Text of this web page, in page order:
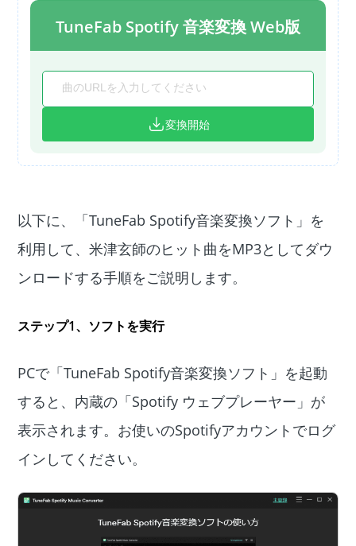
TuneFab Spotify 音楽変換 Web版
変換開始
以下に、「TuneFab Spotify音楽変換ソフト」を
利用して、米津玄師のヒット曲をMP3としてダウ
ンロードする手順をご説明します。
ステップ1、ソフトを実行
PCで「TuneFab Spotify音楽変換ソフト」を起動
すると、内蔵の「Spotify ウェブプレーヤー」が
表示されます。お使いのSpotifyアカウントでログ
インしてください。